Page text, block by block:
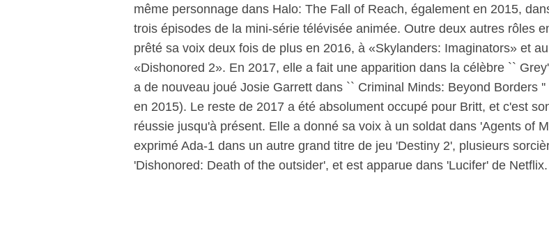
même personnage dans Halo: The Fall of Reach, également en 2015,
trois épisodes de la mini-série télévisée animée. Outre deux autres rôles
prêté sa voix deux fois de plus en 2016, à «Skylanders: Imaginators» et
«Dishonored 2». En 2017, elle a fait une apparition dans la célèbre ``
a de nouveau joué Josie Garrett dans `` Criminal Minds: Beyond Borders
en 2015). Le reste de 2017 a été absolument occupé pour Britt, et c'est
réussie jusqu'à présent. Elle a donné sa voix à un soldat dans 'Agents of
exprimé Ada-1 dans un autre grand titre de jeu 'Destiny 2', plusieurs
'Dishonored: Death of the outsider', et est apparue dans 'Lucifer' de Netflix.